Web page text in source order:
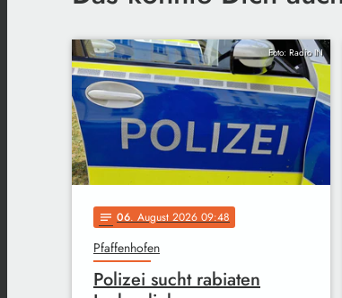
Foto: Radio IN
notes 06. August 2026 09:48
Pfaffenhofen
Polizei sucht rabiaten